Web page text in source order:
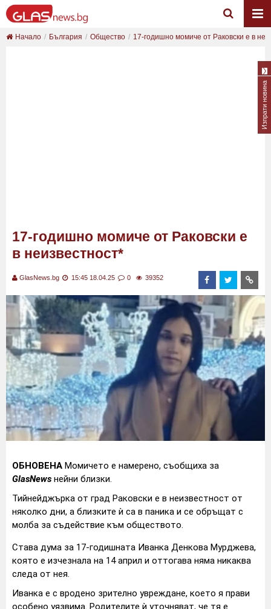
Начало България Общество 17-годишно момиче от Раковски е в
17-годишно момиче от Раковски е
в неизвестност*
GlasNews.bg 15:45 18.04.25 0 39352
ОБНОВЕНА Момичето е намерено, съобщиха за
GlasNews нейни близки.
Тийнейджърка от град Раковски е в неизвестност от
няколко дни, а близките ѝ са в паника и се обръщат с
молба за съдействие към обществото.
Става дума за 17-годишната Иванка Денкова Мурджева,
която е изчезнала на 14 април и оттогава няма никаква
следа от нея.
Иванка е с вродено зрително увреждане, което я прави
Изпрати новина